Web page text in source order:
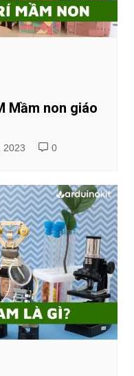
Mầm non giáo
2023 0